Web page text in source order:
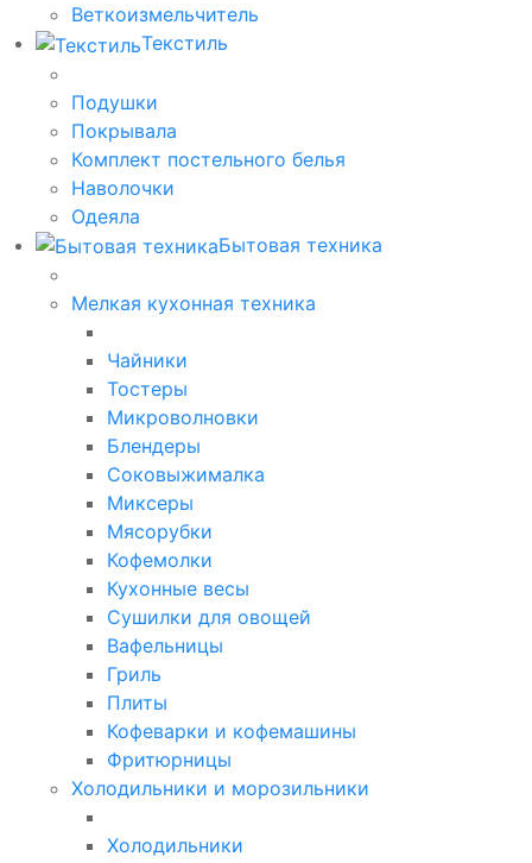
Веткоизмельчитель
Текстиль
Подушки
Покрывала
Комплект постельного белья
Наволочки
Одеяла
Бытовая техника
Мелкая кухонная техника
Чайники
Тостеры
Микроволновки
Блендеры
Соковыжималка
Миксеры
Мясорубки
Кофемолки
Кухонные весы
Сушилки для овощей
Вафельницы
Гриль
Плиты
Кофеварки и кофемашины
Фритюрницы
Холодильники и морозильники
Холодильники